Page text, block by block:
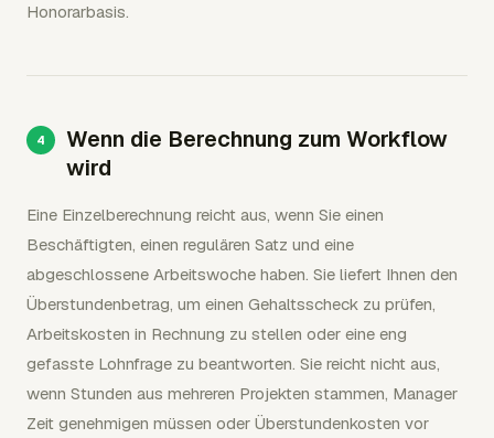
Honorarbasis.
Wenn die Berechnung zum Workflow
wird
Eine Einzelberechnung reicht aus, wenn Sie einen
Beschäftigten, einen regulären Satz und eine
abgeschlossene Arbeitswoche haben. Sie liefert Ihnen den
Überstundenbetrag, um einen Gehaltsscheck zu prüfen,
Arbeitskosten in Rechnung zu stellen oder eine eng
gefasste Lohnfrage zu beantworten. Sie reicht nicht aus,
wenn Stunden aus mehreren Projekten stammen, Manager
Zeit genehmigen müssen oder Überstundenkosten vor